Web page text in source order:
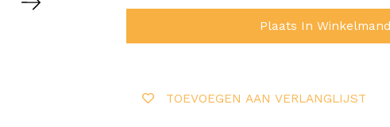
Plaats In Winkelmand
TOEVOEGEN AAN VERLANGLIJST